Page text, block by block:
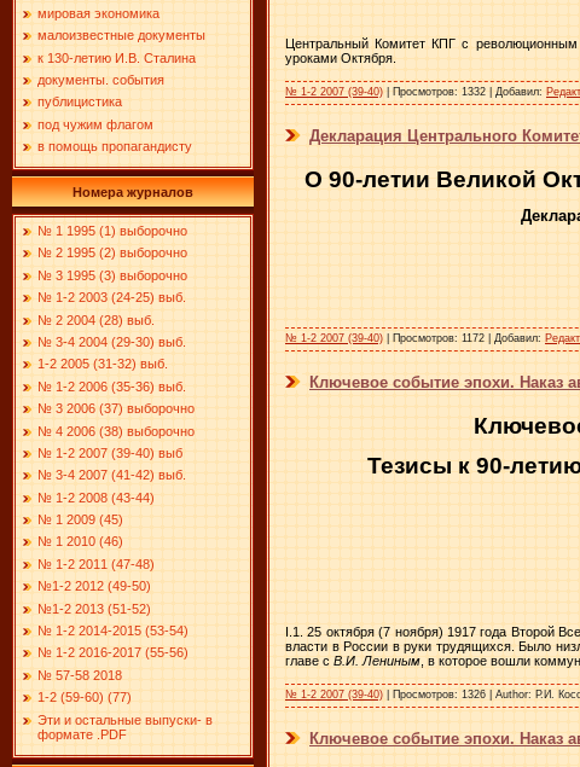
мировая экономика
малоизвестные документы
к 130-летию И.В. Сталина
документы. события
публицистика
под чужим флагом
в помощь пропагандисту
Номера журналов
№ 1 1995 (1) выборочно
№ 2 1995 (2) выборочно
№ 3 1995 (3) выборочно
№ 1-2 2003 (24-25) выб.
№ 2 2004 (28) выб.
№ 3-4 2004 (29-30) выб.
1-2 2005 (31-32) выб.
№ 1-2 2006 (35-36) выб.
№ 3 2006 (37) выборочно
№ 4 2006 (38) выборочно
№ 1-2 2007 (39-40) выб
№ 3-4 2007 (41-42) выб.
№ 1-2 2008 (43-44)
№ 1 2009 (45)
№ 1 2010 (46)
№ 1-2 2011 (47-48)
№1-2 2012 (49-50)
№1-2 2013 (51-52)
№ 1-2 2014-2015 (53-54)
№ 1-2 2016-2017 (55-56)
№ 57-58 2018
1-2 (59-60) (77)
Эти и остальные выпуски- в
формате .PDF
Центральный Комитет КПГ с революционным
уроками Октября.
№ 1-2 2007 (39-40) Просмотров: 1332 Добавил:
Декларация Центрального
О 90-летии Великой
№ 1-2 2007 (39-40) Просмотров: 1172 Добавил:
Ключевое событие эпохи. Наказ
Тезисы к 90-
I.1. 25 октября (7 ноября) 1917 года Второй
власти в России в руки трудящихся. Было
главе с В.И. Лениным , в которое вошли
№ 1-2 2007 (39-40) Просмотров: 1326 Author: Р.И.
Ключевое событие эпохи. Наказ